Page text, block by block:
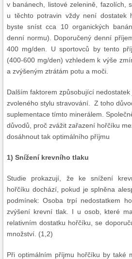
v banánech, listové zelenině, fazolích,
u těchto potravin vždy není dostatek
byste sníst cca 10 organických
denní normu). Doporučený denní
400 mg/den. U sportovců by tento
(400-600 mg/den) vzhledem k výše
a zvýšeným ztrátám potu a moči.
Dalším faktorem způsobující
zvoleného stylu stravování. Z toho
suplementace tímto minerálem.
důvodů, proč zvážit zařazení hořčíku
dosáhnout tak optimálního příjmu
1) Snížení krevního tlaku
Studie prokazují, že ke snížení
hořčíku dochází, pokud je splněna
podmínek: Osoba trpí nedostatkem
zvýšení krevní tlak. I u osob, které
relativním dostatku hořčíku, se
množství. (1,2)
Při optimálním příjmu hořčíku by také